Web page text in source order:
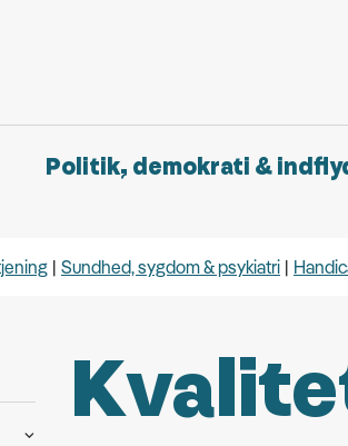
Politik, demokrati &
Sundhed, sygdom & psykiatri